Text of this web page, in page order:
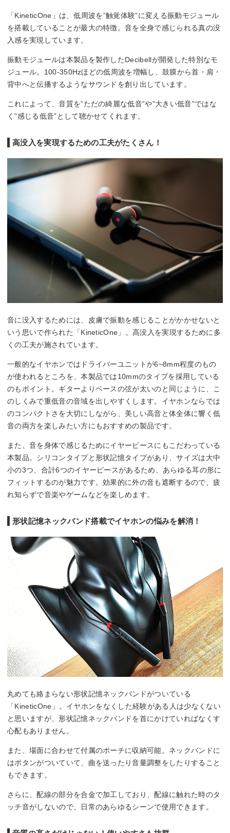
「KineticOne」は、低周波を”触覚体験”に変える振動モジュール
を搭載していることが最大の特徴。音を全身で感じられる真の没
入感を実現しています。
振動モジュールは本製品を製作したDecibellが開発した特別なモ
ジュール。100-350Hzほどの低周波を増幅し、鼓膜から首・肩・
背中へと伝播するようなサウンドを創り出しています。
これによって、音質を”ただの綺麗な低音”や”大きい低音”ではな
く”感じる低音”として聴かせてくれます。
高没入を実現するための工夫がたくさん！
音に没入するためには、皮膚で振動を感じることがかかせないと
いう思いで作られた「KineticOne」。高没入を実現するために多
くの工夫が施されています。
一般的なイヤホンではドライバーユニットが6~8mm程度のもの
が使われるところを、本製品では10mmのタイプを採用している
のもポイント。ギターよりベースの弦が太いのと同じように、こ
のしくみで重低音の音域を出しやすくします。イヤホンならでは
のコンパクトさを大切にしながら、美しい高音と体全体に響く低
音の両方を楽しみたい方にもおすすめの製品です。
また、音を身体で感じるためにイヤーピースにもこだわっている
本製品。シリコンタイプと形状記憶タイプがあり、サイズは大中
小の3つ、合計6つのイヤーピースがあるため、あらゆる耳の形に
フィットするのが魅力です。効果的に外の音も遮断するので、疲
れ知らずで音楽やゲームなどを楽しめます。
形状記憶ネックバンド搭載でイヤホンの悩みを解消！
丸めても絡まらない形状記憶ネックバンドがついている
「KineticOne」。イヤホンをなくした経験がある人は少なくない
と思いますが、形状記憶ネックバンドを首にかけていればなくす
心配もありません。
また、場面に合わせて付属のポーチに収納可能。ネックバンドに
はボタンがついていて、曲を送ったり音量調整をしたりすること
もできます。
さらに、配線の部分を合金で加工しており、配線に触れた時のタ
ッチ音がしないので、日常のあらゆるシーンで使用できます。